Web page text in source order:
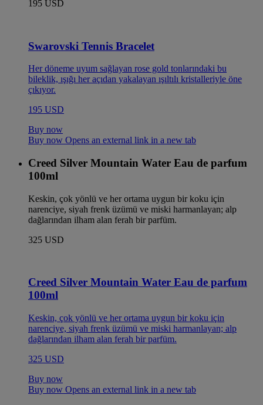
195 USD
Swarovski Tennis Bracelet
Her döneme uyum sağlayan rose gold tonlarındaki bu
bileklik, ışığı her açıdan yakalayan ışıltılı kristalleriyle öne
çıkıyor.
195 USD
Buy now
Buy now Opens an external link in a new tab
Creed Silver Mountain Water Eau de parfum
100ml
Keskin, çok yönlü ve her ortama uygun bir koku için
narenciye, siyah frenk üzümü ve miski harmanlayan; alp
dağlarından ilham alan ferah bir parfüm.
325 USD
Creed Silver Mountain Water Eau de parfum
100ml
Keskin, çok yönlü ve her ortama uygun bir koku için
narenciye, siyah frenk üzümü ve miski harmanlayan; alp
dağlarından ilham alan ferah bir parfüm.
325 USD
Buy now
Buy now Opens an external link in a new tab